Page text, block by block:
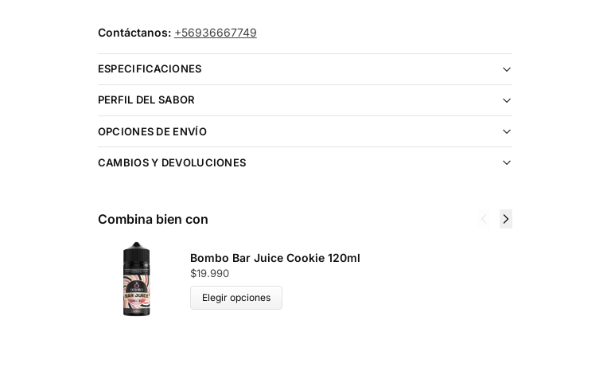
Contáctanos: +56936667749
ESPECIFICACIONES
PERFIL DEL SABOR
OPCIONES DE ENVÍO
CAMBIOS Y DEVOLUCIONES
Combina bien con
Bombo Bar Juice Cookie 120ml
$19.990
Elegir opciones